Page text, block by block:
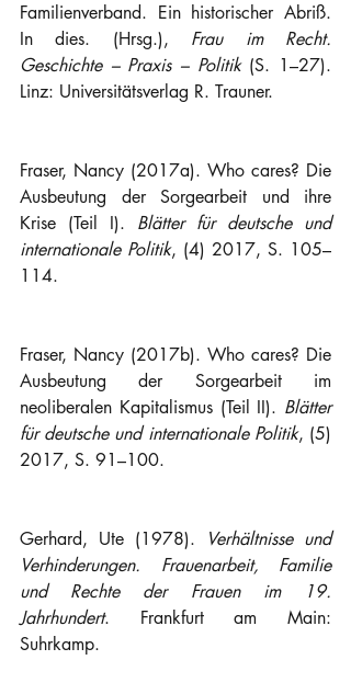
Familienverband. Ein historischer Abriß.
In dies. (Hrsg.), Frau im Recht.
Geschichte – Praxis – Politik (S. 1–27).
Linz: Universitätsverlag R. Trauner.
Fraser, Nancy (2017a). Who cares? Die
Ausbeutung der Sorgearbeit und ihre
Krise (Teil I). Blätter für deutsche und
internationale Politik, (4) 2017, S. 105–
114.
Fraser, Nancy (2017b). Who cares? Die
Ausbeutung der Sorgearbeit im
neoliberalen Kapitalismus (Teil II). Blätter
für deutsche und internationale Politik, (5)
2017, S. 91–100.
Gerhard, Ute (1978).
Verhältnisse und
Verhinderungen. Frauenarbeit, Familie
und Rechte der Frauen im 19.
Jahrhundert. Frankfurt am Main:
Suhrkamp.